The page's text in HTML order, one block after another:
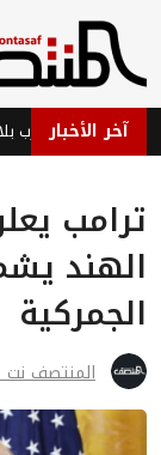
آخر الأخبار
جاهز… وحرب بلا
ترامب
الهند
الجمركية
المنتصف نت